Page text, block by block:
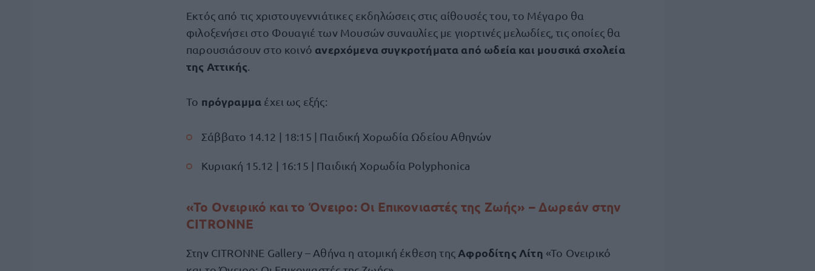
Εκτός από τις χριστουγεννιάτικες εκδηλώσεις στις αίθουσές του, το Μέγαρο θα
φιλοξενήσει στο Φουαγιέ των Μουσών συναυλίες με γιορτινές μελωδίες, τις οποίες θα
παρουσιάσουν στο κοινό ανερχόμενα συγκροτήματα από ωδεία και μουσικά σχολεία
της Αττικής
To πρόγραμμα έχει ως εξής:
Σάββατο 14.12 | 18:15 | Παιδική Χορωδία Ωδείου Αθηνών
Κυριακή 15.12 | 16:15 | Παιδική Χορωδία Polyphonica
«Το Ονειρικό και το Όνειρο: Οι Επικονιαστές της Ζωής» – Δωρεάν στην
CITRONNE
Στην CITRONNE Gallery – Αθήνα η ατομική έκθεση της Αφροδίτης Λίτη «Το Ονειρικό